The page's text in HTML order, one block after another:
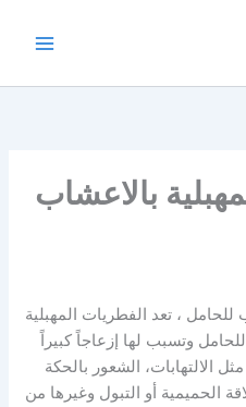
بالاعشاب
للحامل ، تعد الفطريات المهبلية
وتسبب لها إزعاجاً كبيراً
الالتهابات، الشعور بالحكة
الحميمية أو التبول وغيرها من